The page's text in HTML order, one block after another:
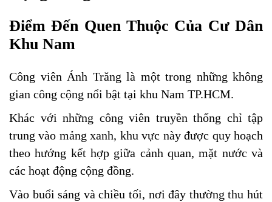
Điểm Đến Quen Thuộc Của Cư Dân
Khu Nam
Công viên Ánh Trăng là một trong những không
gian công cộng nổi bật tại khu Nam TP.HCM.
Khác với những công viên truyền thống chỉ tập
trung vào mảng xanh, khu vực này được quy hoạch
theo hướng kết hợp giữa cảnh quan, mặt nước và
các hoạt động cộng đồng.
Vào buổi sáng và chiều tối, nơi đây thường thu hút